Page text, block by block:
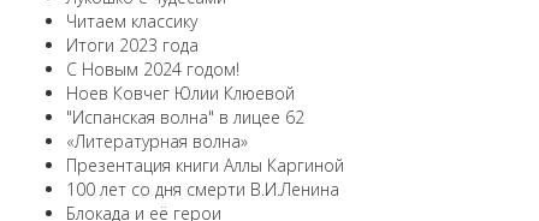
Читаем классику
Итоги 2023 года
С Новым 2024 годом!
Ноев Ковчег Юлии Клюевой
"Испанская волна" в лицее 62
«Литературная волна»
Презентация книги Аллы Каргиной
100 лет со дня смерти В.И.Ленина
Блокада и её герои